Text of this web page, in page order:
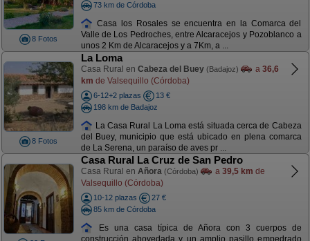
8 Fotos
73 km de Córdoba
Casa los Rosales se encuentra en la Comarca del
Valle de Los Pedroches, entre Alcaracejos y Pozoblanco a
unos 2 Km de Alcaracejos y a 7Km, a ...
8 Fotos
La Loma
Casa Rural en Cabeza del Buey (Badajoz) a 36,6
km de Valsequillo (Córdoba)
6-12+2 plazas
13 €
198 km de Badajoz
La Casa Rural La Loma está situada cerca de Cabeza
del Buey, municipio que está ubicado en plena comarca
de La Serena, un paraíso de aves pr ...
Casa Rural La Cruz de San Pedro
Casa Rural en Añora (Córdoba) a 39,5 km de
Valsequillo (Córdoba)
10-12 plazas
27 €
85 km de Córdoba
Es una casa típica de Añora con 3 cuerpos de